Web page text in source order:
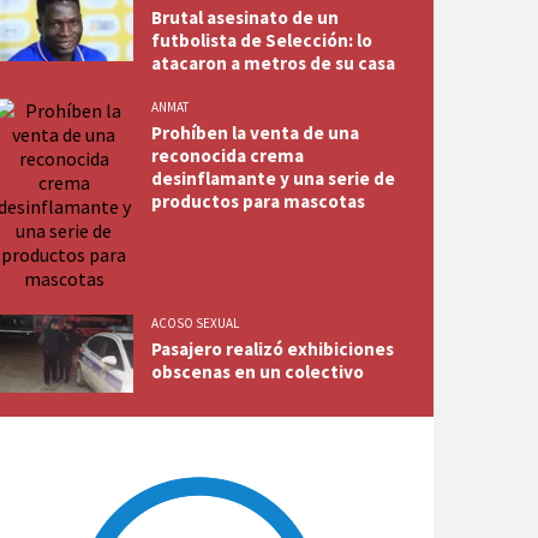
Brutal asesinato de un
futbolista de Selección: lo
atacaron a metros de su casa
ANMAT
Prohíben la venta de una
reconocida crema
desinflamante y una serie de
productos para mascotas
ACOSO SEXUAL
Pasajero realizó exhibiciones
obscenas en un colectivo